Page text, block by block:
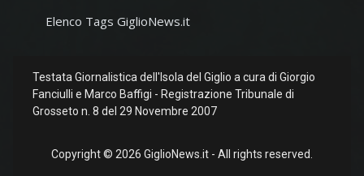
Elenco Tags GiglioNews.it
Testata Giornalistica dell'Isola del Giglio a cura di Giorgio
Fanciulli e Marco Baffigi - Registrazione Tribunale di
Grosseto n. 8 del 29 Novembre 2007
Copyright © 2026 GiglioNews.it - All rights reserved.